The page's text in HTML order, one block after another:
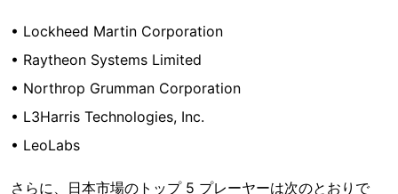
• Lockheed Martin Corporation
• Raytheon Systems Limited
• Northrop Grumman Corporation
• L3Harris Technologies, Inc.
• LeoLabs
さらに、日本市場のトップ 5 プレーヤーは次のとおりで